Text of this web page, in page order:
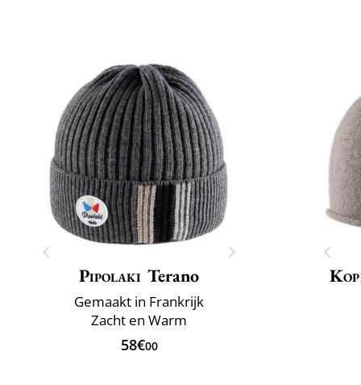
Pipolaki Terano
Gemaakt in Frankrijk
Zacht en Warm
58€00